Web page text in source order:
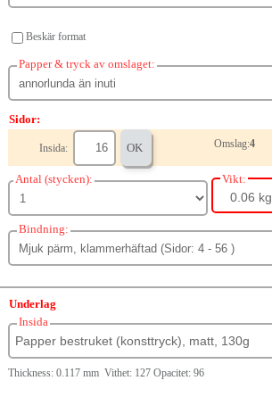
Beskär format
Papper & tryck av omslaget:
Sidor:
Insida: OK Omslag:4
Antal (stycken): Vikt:
0.06 kg
Bindning:
Underlag
Insida
Papper bestruket (konsttryck), matt, 130g
Thickness: 0.117 mm Vithet: 127 Opacitet: 96